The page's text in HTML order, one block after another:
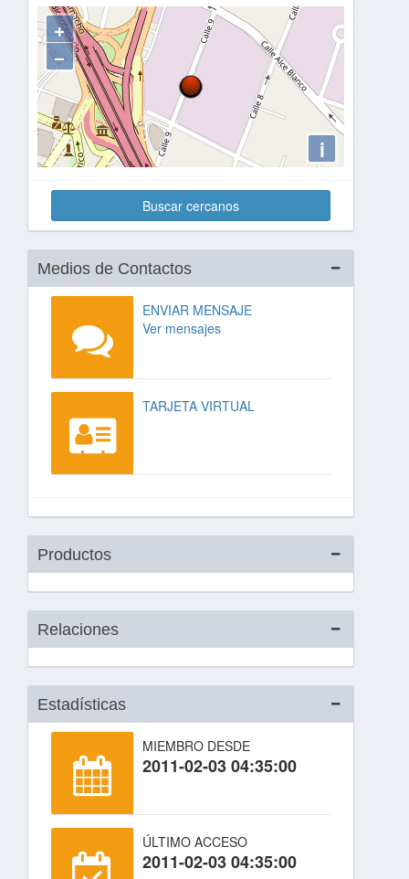
+
−
i
Buscar cercanos
Medios de Contactos
ENVIAR MENSAJE
Ver mensajes
TARJETA VIRTUAL
Productos
Relaciones
Estadísticas
MIEMBRO DESDE
2011-02-03 04:35:00
ÚLTIMO ACCESO
2011-02-03 04:35:00